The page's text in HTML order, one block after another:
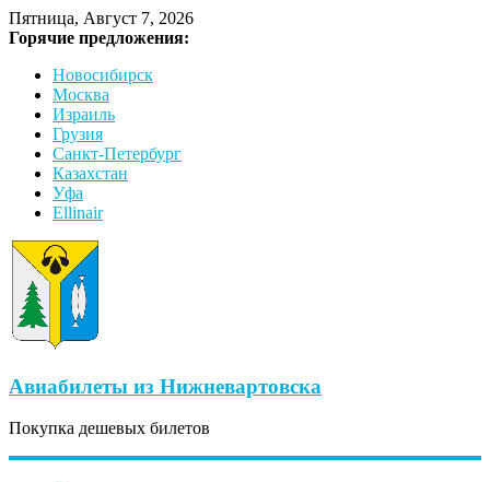
Пятница, Август 7, 2026
Горячие предложения:
Новосибирск
Москва
Израиль
Грузия
Санкт-Петербург
Казахстан
Уфа
Ellinair
Авиабилеты из Нижневартовска
Покупка дешевых билетов